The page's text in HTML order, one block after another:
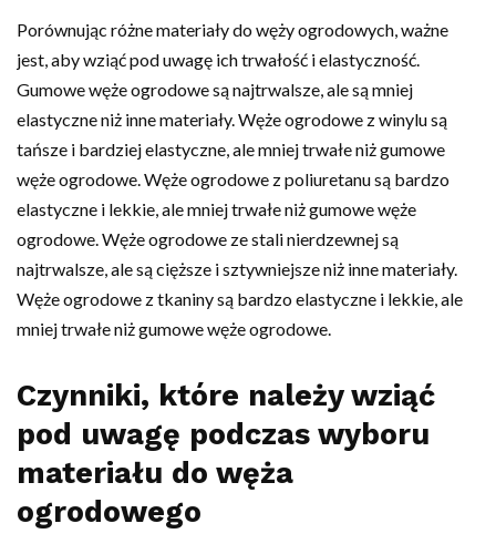
Porównując różne materiały do węży ogrodowych, ważne
jest, aby wziąć pod uwagę ich trwałość i elastyczność.
Gumowe węże ogrodowe są najtrwalsze, ale są mniej
elastyczne niż inne materiały. Węże ogrodowe z winylu są
tańsze i bardziej elastyczne, ale mniej trwałe niż gumowe
węże ogrodowe. Węże ogrodowe z poliuretanu są bardzo
elastyczne i lekkie, ale mniej trwałe niż gumowe węże
ogrodowe. Węże ogrodowe ze stali nierdzewnej są
najtrwalsze, ale są cięższe i sztywniejsze niż inne materiały.
Węże ogrodowe z tkaniny są bardzo elastyczne i lekkie, ale
mniej trwałe niż gumowe węże ogrodowe.
Czynniki, które należy wziąć
pod uwagę podczas wyboru
materiału do węża
ogrodowego